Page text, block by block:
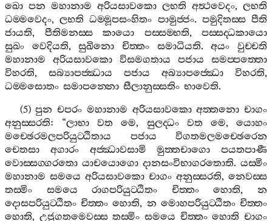
ඛො පන මහානාම අරියසාවකො ලභති අත්‍ථවෙදං, ලභති
ධම‍්මවෙදං,ලභති ධම‍්මූපසංහිතං පාමුජ‍්ජං. පමුදිතස‍්ස පීති
ජායති, පීතිමනස‍්ස කායො පස‍්සම‍්භති, පස‍්සද‍්ධකායො
සුඛං
වෙදියති,සුඛිනො චිත‍්තං සමාධියති.අයං
වුච‍්චති
මහානාම
අරියසාවකො විසමගතාය පජාය
සමප‍්පත‍්තො
විහරති, සබ්‍යාපජ‍්ඣාය පජාය අබ්‍යාපජ‍්ඣො විහරති,
ධම‍්මසොතං සමාපන‍්නො සීලානුස‍්සතිං භාවෙති.
(5)පුන චපරං මහානාම අරියසාවකො අත‍්තනො චාගං
අනුස‍්සරති: “ලාභා වත මෙ, සුලද‍්ධං වත මෙ,යොහං
මච‍්ඡෙරමලපරියුට‍්ඨිතාය
පජාය
විගතමලමච‍්ඡෙරෙන
චෙතසා
අගාරං අජ‍්ඣාවසාමි මුත‍්තචාගො
පයතපාණී
වොස‍්සග‍්ගරතො යාචයොගො දානසංවිභාගරතොති. යස‍්මිං
මහානාම සමයෙ අරියසාවකො චාගං අනුස‍්සරති, නෙවස‍්ස
තස‍්මිං
සමයෙ රාගපරියුට‍්ඨිතං චිත‍්තං හොති,න
දොසපරියුට‍්ඨිතං චිත‍්තං හොති, න මොහපරියුට‍්ඨිතං චිත‍්තං
හොති, උජුගතමෙවස‍්ස තස‍්මිං සමයෙ චිත‍්තං හොති චාගං